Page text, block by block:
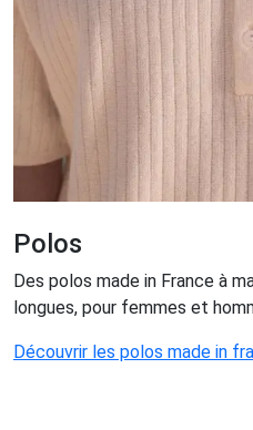
Polos
Des polos made in France à
longues, pour femmes et
Découvrir les polos made in